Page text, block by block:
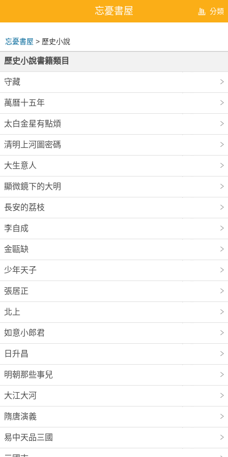
忘憂書屋 分類
忘憂書屋 > 歷史小說
歷史小說書籍類目
守藏
萬曆十五年
太白金星有點煩
清明上河圖密碼
大生意人
顯微鏡下的大明
長安的荔枝
李自成
金甌缺
少年天子
張居正
北上
如意小郎君
日升昌
明朝那些事兒
大江大河
隋唐演義
易中天品三國